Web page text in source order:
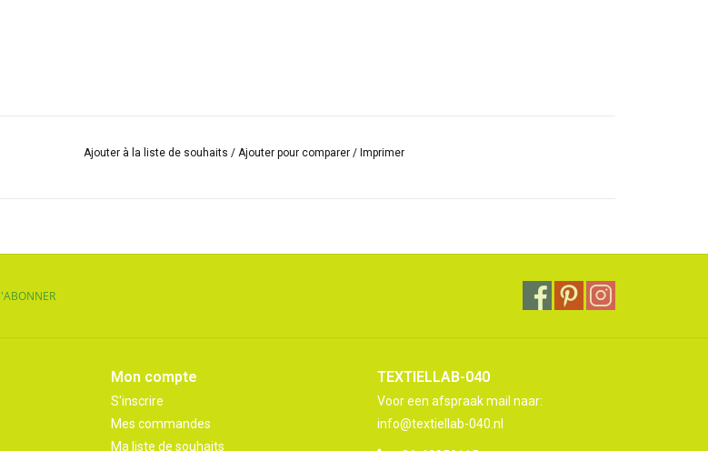
Ajouter à la liste de souhaits / Ajouter pour comparer /Imprimer
Mon compte
S'inscrire
Mes commandes
Ma liste de souhaits
TEXTIELLAB-040
Voor een afspraak mail naar:
info@textiellab-040.nl